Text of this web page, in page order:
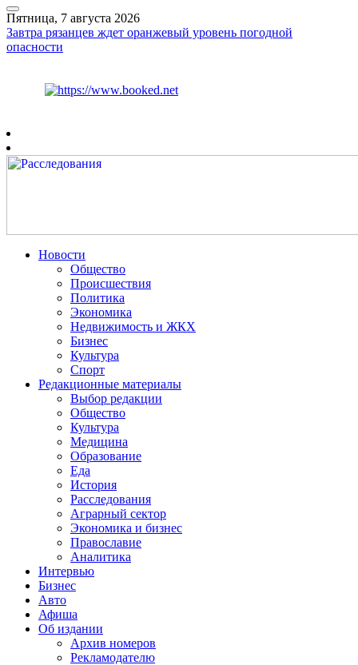
Пятница, 7 августа 2026
Завтра рязанцев ждет оранжевый уровень погодной
опасности
Новости
Общество
Происшествия
Политика
Экономика
Недвижимость и ЖКХ
Бизнес
Культура
Спорт
Редакционные материалы
Выбор редакции
Общество
Культура
Медицина
Образование
Еда
История
Расследования
Аграрный сектор
Экономика и бизнес
Православие
Аналитика
Интервью
Бизнес
Авто
Афиша
Об издании
Архив номеров
Рекламодателю